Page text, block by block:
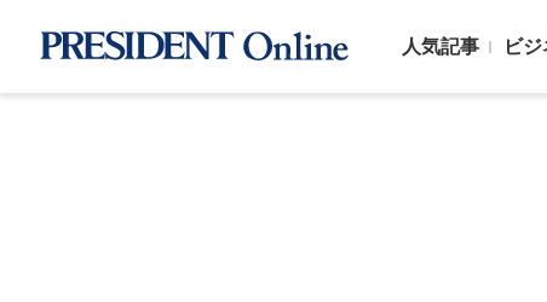
人気記事 ビ